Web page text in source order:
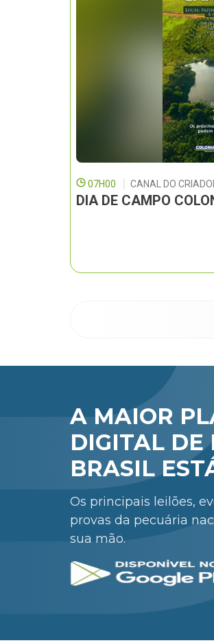
07H00 CANAL DO
DIA DE CAMPO
A MAIOR
DIGITAL DE
BRASIL
Os principais leilões,
provas da pecuária
sua mão.